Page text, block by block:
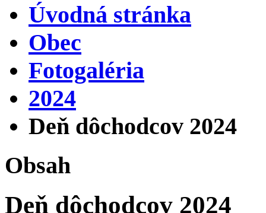
Úvodná stránka
Obec
Fotogaléria
2024
Deň dôchodcov 2024
Obsah
Deň dôchodcov 2024